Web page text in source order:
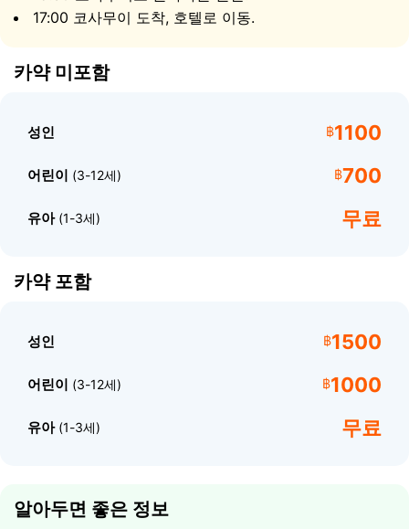
다음 정박지는 매코 섬입니다. 여기서 무인도 주위로 카약
을 저으며 야생 해변과 숨 막히는 숨겨진 만을 발견할 수 있
동합니다. 매코는 한때 활화산이었으며 전설에 따르면 그
에메랄드 라군으로 알려진 "탈레 나이" 호수가 있습니다.
조망하는 장엄한 파노라마가 펼쳐집니다.
수영복
방수 카메라
17:00 코사무이 도착, 호텔로 이동.
카약 미포함
성인 ฿1100
어린이 (3-12세) ฿700
유아(1-3세) 무료
카약 포함
성인 ฿1500
어린이 (3-12세) ฿1000
유아(1-3세) 무료
알아두면 좋은 정보